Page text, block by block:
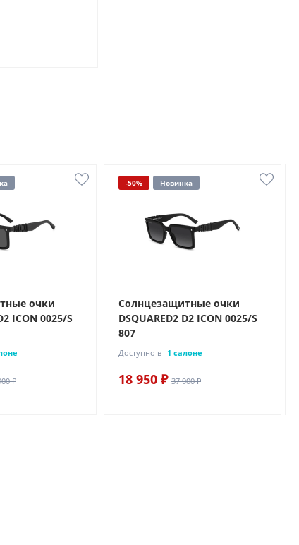
очки
ICON 0025/S
₽
-50% Новинка
Солнцезащитные очки
DSQUARED2 D2 ICON 0025/S
807
Доступно в 1 салоне
18 950 ₽ 37 900 ₽